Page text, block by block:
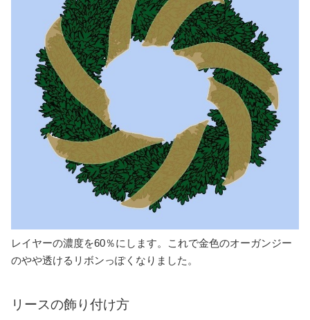
レイヤーの濃度を60％にします。これで金色のオーガンジー
のやや透けるリボンっぽくなりました。
リースの飾り付け方